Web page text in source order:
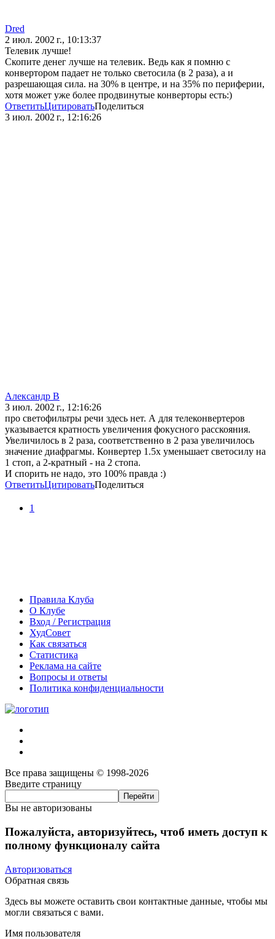
Dred
2 июл. 2002 г., 10:13:37
Телевик лучше!
Скопите денег лучше на телевик. Ведь как я помню с
конвертором падает не только светосила (в 2 раза), а и
разрешающая сила. на 30% в центре, и на 35% по периферии,
хотя может уже более продвинутые конверторы есть:)
ОтветитьЦитироватьПоделиться
3 июл. 2002 г., 12:16:26
Александр В
3 июл. 2002 г., 12:16:26
про светофильтры речи здесь нет. А для телеконвертеров
указывается кратность увеличения фокусного расскояния.
Увеличилось в 2 раза, соответственно в 2 раза увеличилось
значение диафрагмы. Конвертер 1.5х уменьшает светосилу на
1 стоп, а 2-кратный - на 2 стопа.
И спорить не надо, это 100% правда :)
ОтветитьЦитироватьПоделиться
1
Правила Клуба
О Клубе
Вход / Регистрация
ХудСовет
Как связаться
Статистика
Реклама на сайте
Вопросы и ответы
Политика конфиденциальности
Все права защищены © 1998-2026
Введите страницу
Вы не авторизованы
Пожалуйста, авторизуйтесь, чтоб иметь доступ к
полному функционалу сайта
Авторизоваться
Обратная связь
Здесь вы можете оставить свои контактные данные, чтобы мы
могли связаться с вами.
Имя пользователя